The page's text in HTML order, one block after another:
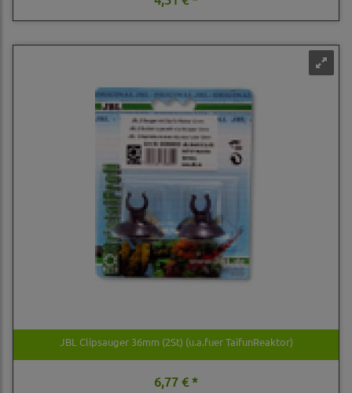
JBL Clipsauger 36mm (2St) (u.a.fuer TaifunReaktor)
6,77 € *